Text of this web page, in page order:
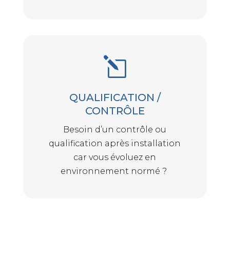
l
QUALIFICATION /
CONTRÔLE
Besoin d’un contrôle ou
qualification après installation
car vous évoluez en
environnement normé ?